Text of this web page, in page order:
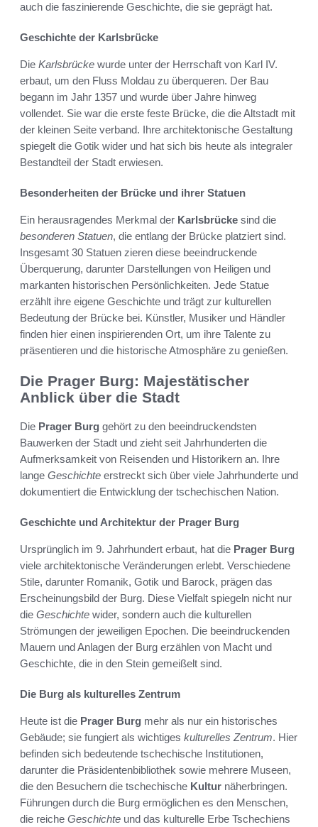
auch die faszinierende Geschichte, die sie geprägt hat.
Geschichte der Karlsbrücke
Die Karlsbrücke wurde unter der Herrschaft von Karl IV.
erbaut, um den Fluss Moldau zu überqueren. Der Bau
begann im Jahr 1357 und wurde über Jahre hinweg
vollendet. Sie war die erste feste Brücke, die die Altstadt mit
der kleinen Seite verband. Ihre architektonische Gestaltung
spiegelt die Gotik wider und hat sich bis heute als integraler
Bestandteil der Stadt erwiesen.
Besonderheiten der Brücke und ihrer Statuen
Ein herausragendes Merkmal der Karlsbrücke sind die
besonderen Statuen, die entlang der Brücke platziert sind.
Insgesamt 30 Statuen zieren diese beeindruckende
Überquerung, darunter Darstellungen von Heiligen und
markanten historischen Persönlichkeiten. Jede Statue
erzählt ihre eigene Geschichte und trägt zur kulturellen
Bedeutung der Brücke bei. Künstler, Musiker und Händler
finden hier einen inspirierenden Ort, um ihre Talente zu
präsentieren und die historische Atmosphäre zu genießen.
Die Prager Burg: Majestätischer
Anblick über die Stadt
Die Prager Burg gehört zu den beeindruckendsten
Bauwerken der Stadt und zieht seit Jahrhunderten die
Aufmerksamkeit von Reisenden und Historikern an. Ihre
lange Geschichte erstreckt sich über viele Jahrhunderte und
dokumentiert die Entwicklung der tschechischen Nation.
Geschichte und Architektur der Prager Burg
Ursprünglich im 9. Jahrhundert erbaut, hat die Prager Burg
viele architektonische Veränderungen erlebt. Verschiedene
Stile, darunter Romanik, Gotik und Barock, prägen das
Erscheinungsbild der Burg. Diese Vielfalt spiegeln nicht nur
die Geschichte wider, sondern auch die kulturellen
Strömungen der jeweiligen Epochen. Die beeindruckenden
Mauern und Anlagen der Burg erzählen von Macht und
Geschichte, die in den Stein gemeißelt sind.
Die Burg als kulturelles Zentrum
Heute ist die Prager Burg mehr als nur ein historisches
Gebäude; sie fungiert als wichtiges kulturelles Zentrum. Hier
befinden sich bedeutende tschechische Institutionen,
darunter die Präsidentenbibliothek sowie mehrere Museen,
die den Besuchern die tschechische Kultur näherbringen.
Führungen durch die Burg ermöglichen es den Menschen,
die reiche Geschichte und das kulturelle Erbe Tschechiens